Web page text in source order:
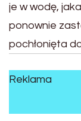
je w wodę,
ponownie
pochłonięta
Reklama